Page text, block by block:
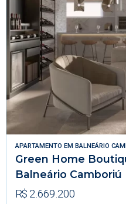
APARTAMENTO EM BALNEÁRIO
Green Home
Balneário Camboriú
R$ 2.669.200